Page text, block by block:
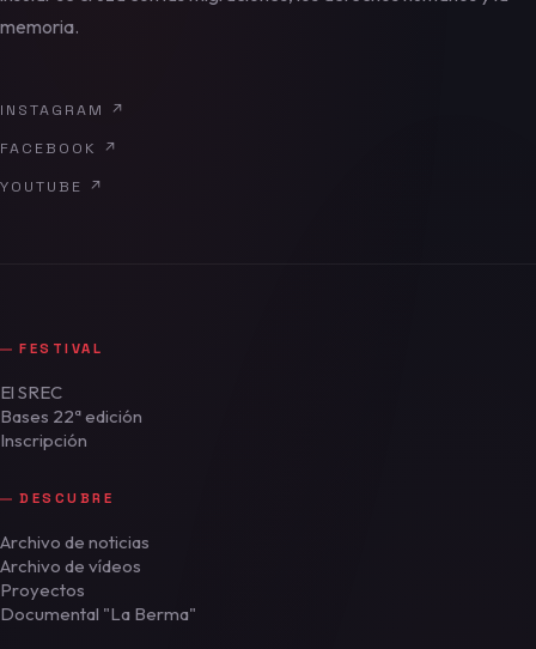
memoria.
INSTAGRAM
↗
FACEBOOK
↗
YOUTUBE
↗
FESTIVAL
El SREC
Bases 22ª edición
Inscripción
DESCUBRE
Archivo de noticias
Archivo de vídeos
Proyectos
Documental "La Berma"